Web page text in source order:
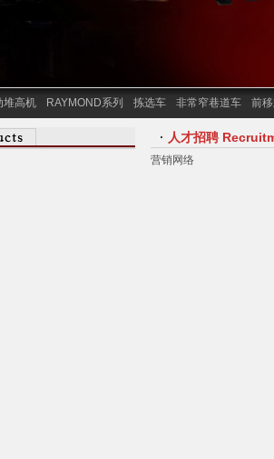
堆高机 RAYMOND系列 拣选车 非常窄巷道车 前
· 人才招聘
营销网络